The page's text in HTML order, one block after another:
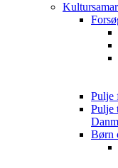
Pulje
Pulje
Børn